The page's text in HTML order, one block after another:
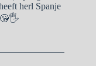
herl Spanje